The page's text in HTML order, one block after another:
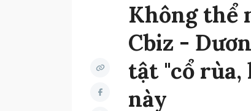
Không thể
Cbiz -
tật "cổ rùa,
này